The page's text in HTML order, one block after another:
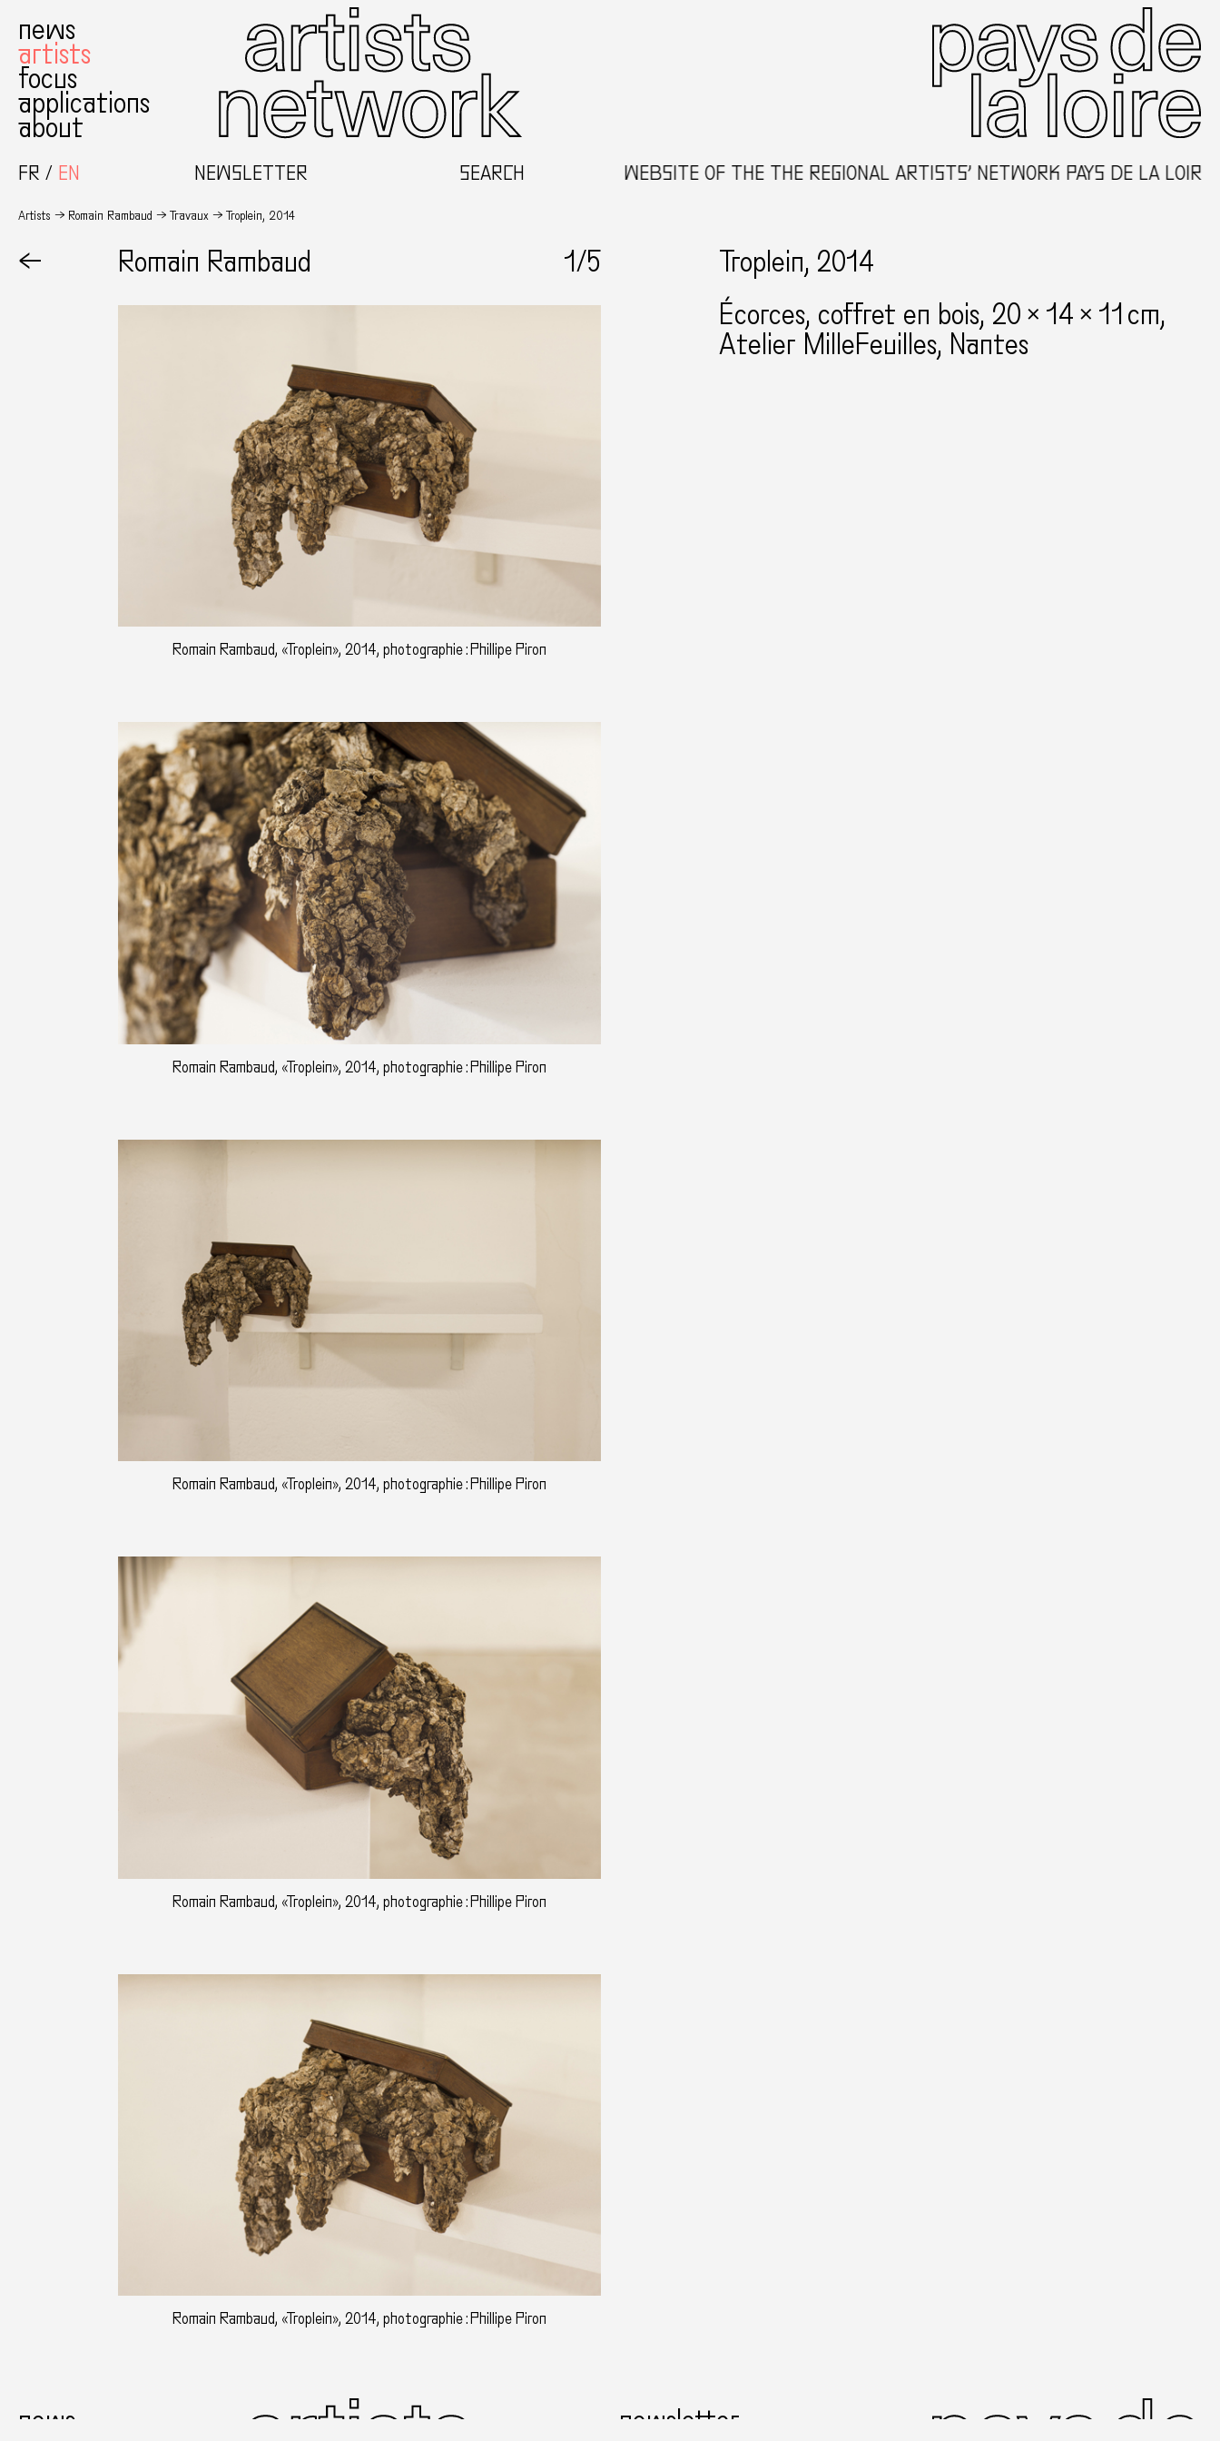
news
artists
focus
applications
about
FR EN NEWSLETTER SEARCH
WELCOME TO THE NEW WEBSITE OF THE THE REGIONAL ARTISTS’ NETWORK PAYS DE LA LOIRE,
Artists Romain Rambaud Travaux Troplein, 2014
← Romain Rambaud 1/5
Romain Rambaud, «Troplein», 2014, photographie : Phillipe Piron
Romain Rambaud, «Troplein», 2014, photographie : Phillipe Piron
Romain Rambaud, «Troplein», 2014, photographie : Phillipe Piron
Romain Rambaud, «Troplein», 2014, photographie : Phillipe Piron
Romain Rambaud, «Troplein», 2014, photographie : Phillipe Piron
Troplein, 2014
Écorces, coffret en bois 20 × 14 × 11 cm
Atelier MilleFeuilles Nantes
news newsletter